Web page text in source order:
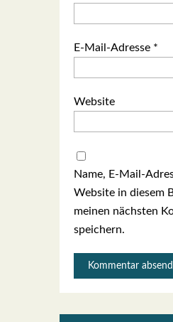
E-Mail-Adresse *
Website
Name, E-Mail-
Website in diesem
meinen nächsten
speichern.